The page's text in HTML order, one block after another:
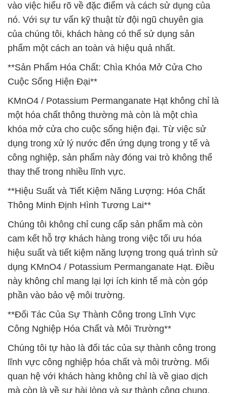
vào việc hiểu rõ về đặc điểm và cách sử dụng của
nó. Với sự tư vấn kỹ thuật từ đội ngũ chuyên gia
của chúng tôi, khách hàng có thể sử dụng sản
phẩm một cách an toàn và hiệu quả nhất.
**Sản Phẩm Hóa Chất: Chìa Khóa Mở Cửa Cho
Cuộc Sống Hiện Đại**
KMnO4 / Potassium Permanganate Hạt không chỉ là
một hóa chất thông thường mà còn là một chìa
khóa mở cửa cho cuộc sống hiện đại. Từ việc sử
dụng trong xử lý nước đến ứng dụng trong y tế và
công nghiệp, sản phẩm này đóng vai trò không thể
thay thế trong nhiều lĩnh vực.
**Hiệu Suất và Tiết Kiệm Năng Lượng: Hóa Chất
Thông Minh Định Hình Tương Lai**
Chúng tôi không chỉ cung cấp sản phẩm mà còn
cam kết hỗ trợ khách hàng trong việc tối ưu hóa
hiệu suất và tiết kiệm năng lượng trong quá trình sử
dụng KMnO4 / Potassium Permanganate Hạt. Điều
này không chỉ mang lại lợi ích kinh tế mà còn góp
phần vào bảo vệ môi trường.
**Đối Tác Của Sự Thành Công trong Lĩnh Vực
Công Nghiệp Hóa Chất và Môi Trường**
Chúng tôi tự hào là đối tác của sự thành công trong
lĩnh vực công nghiệp hóa chất và môi trường. Mối
quan hệ với khách hàng không chỉ là về giao dịch
mà còn là về sự hài lòng và sự thành công chung.